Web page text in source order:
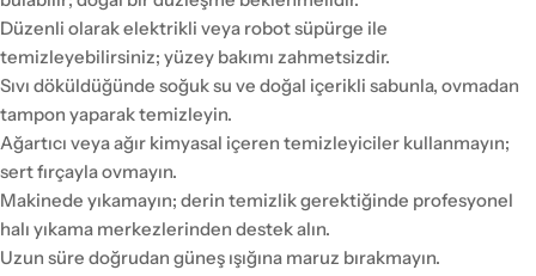
Düzenli olarak elektrikli veya robot süpürge ile
temizleyebilirsiniz; yüzey bakımı zahmetsizdir.
Sıvı döküldüğünde soğuk su ve doğal içerikli sabunla, ovmadan
tampon yaparak temizleyin.
Ağartıcı veya ağır kimyasal içeren temizleyiciler kullanmayın;
sert fırçayla ovmayın.
Makinede yıkamayın; derin temizlik gerektiğinde profesyonel
halı yıkama merkezlerinden destek alın.
Uzun süre doğrudan güneş ışığına maruz bırakmayın.